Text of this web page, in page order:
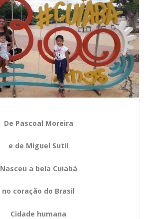
De Pascoal Moreira
e de Miguel Sutil
Nasceu a bela Cuiabá
no coração do Brasil
Cidade humana